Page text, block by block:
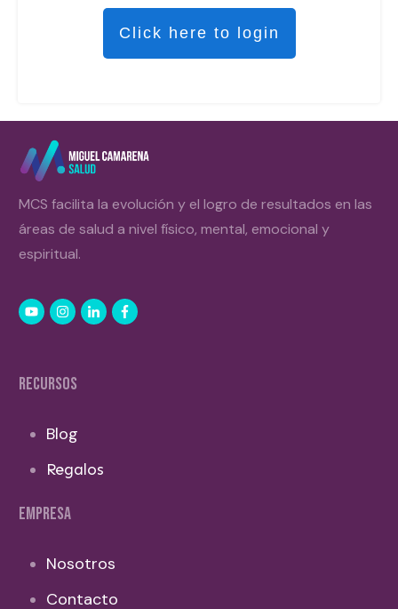
Click here to login
MCS facilita la evolución y el logro de resultados en las
áreas de salud a nivel físico, mental, emocional y
espiritual.
RECURSOS
Blog
Regalos
EMPRESA
Nosotros
Contacto